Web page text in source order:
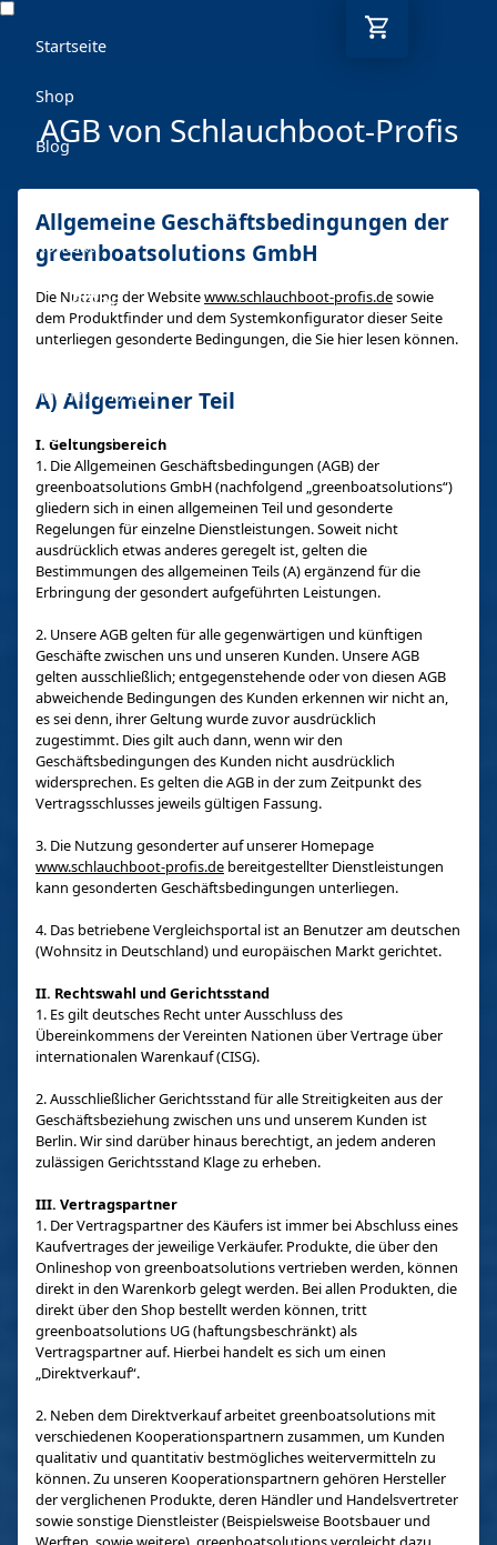
Startseite
Shop
Blog
Ratgeber
Kontakt
DE
Mo-Fr: 9-17 Uhr
030 6293 7808-5
AGB von Schlauchboot-Profis
Allgemeine Geschäftsbedingungen der
greenboatsolutions GmbH
Die Nutzung der Websitewww.schlauchboot-profis.desowie
dem Produktfinder und dem Systemkonfigurator dieser Seite
unterliegen gesonderte Bedingungen, die Sie hier lesen können.
A) Allgemeiner Teil
I. Geltungsbereich
1. Die Allgemeinen Geschäftsbedingungen (AGB) der
greenboatsolutions GmbH (nachfolgend „greenboatsolutions“)
gliedern sich in einen allgemeinen Teil und gesonderte
Regelungen für einzelne Dienstleistungen. Soweit nicht
ausdrücklich etwas anderes geregelt ist, gelten die
Bestimmungen des allgemeinen Teils (A) ergänzend für die
Erbringung der gesondert aufgeführten Leistungen.
2. Unsere AGB gelten für alle gegenwärtigen und künftigen
Geschäfte zwischen uns und unseren Kunden. Unsere AGB
gelten ausschließlich; entgegenstehende oder von diesen AGB
abweichende Bedingungen des Kunden erkennen wir nicht an,
es sei denn, ihrer Geltung wurde zuvor ausdrücklich
zugestimmt. Dies gilt auch dann, wenn wir den
Geschäftsbedingungen des Kunden nicht ausdrücklich
widersprechen. Es gelten die AGB in der zum Zeitpunkt des
Vertragsschlusses jeweils gültigen Fassung.
3. Die Nutzung gesonderter auf unserer Homepage
www.schlauchboot-profis.de bereitgestellter Dienstleistungen
kann gesonderten Geschäftsbedingungen unterliegen.
4. Das betriebene Vergleichsportal ist an Benutzer am deutschen
(Wohnsitz in Deutschland) und europäischen Markt gerichtet.
II. Rechtswahl und Gerichtsstand
1. Es gilt deutsches Recht unter Ausschluss des
Übereinkommens der Vereinten Nationen über Vertrage über
internationalen Warenkauf (CISG).
2. Ausschließlicher Gerichtsstand für alle Streitigkeiten aus der
Geschäftsbeziehung zwischen uns und unserem Kunden ist
Berlin. Wir sind darüber hinaus berechtigt, an jedem anderen
zulässigen Gerichtsstand Klage zu erheben.
III. Vertragspartner
1. Der Vertragspartner des Käufers ist immer bei Abschluss eines
Kaufvertrages der jeweilige Verkäufer. Produkte, die über den
Onlineshop von greenboatsolutions vertrieben werden, können
direkt in den Warenkorb gelegt werden. Bei allen Produkten, die
direkt über den Shop bestellt werden können, tritt
greenboatsolutions UG (haftungsbeschränkt) als
Vertragspartner auf. Hierbei handelt es sich um einen
„Direktverkauf“.
2. Neben dem Direktverkauf arbeitet greenboatsolutions mit
verschiedenen Kooperationspartnern zusammen, um Kunden
qualitativ und quantitativ bestmögliches weitervermitteln zu
können. Zu unseren Kooperationspartnern gehören Hersteller
der verglichenen Produkte, deren Händler und Handelsvertreter
sowie sonstige Dienstleister (Beispielsweise Bootsbauer und